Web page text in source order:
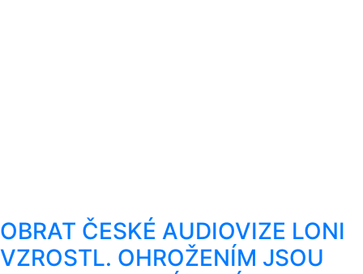
OBRAT ČESKÉ AUDIOVIZE LONI
VZROSTL. OHROŽENÍM JSOU